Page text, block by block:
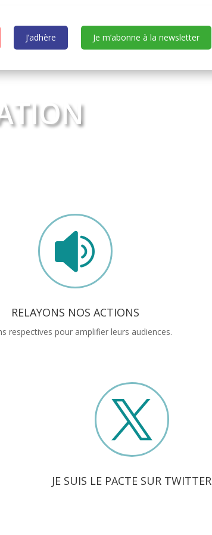
J’adhère Je m’abonne à la newsletter

RELAYONS NOS ACTIONS
respectives pour amplifier leurs audiences.

JE SUIS LE PACTE SUR TWITTER